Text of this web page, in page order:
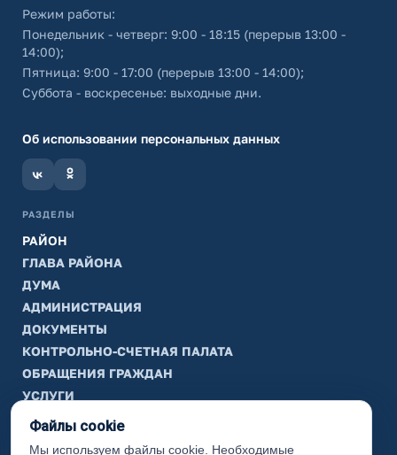
Режим работы:
Понедельник - четверг: 9:00 - 18:15 (перерыв 13:00 -
14:00);
Пятница: 9:00 - 17:00 (перерыв 13:00 - 14:00);
Суббота - воскресенье: выходные дни.
Об использовании персональных данных
РАЗДЕЛЫ
РАЙОН
ГЛАВА РАЙОНА
ДУМА
АДМИНИСТРАЦИЯ
ДОКУМЕНТЫ
КОНТРОЛЬНО-СЧЕТНАЯ ПАЛАТА
ОБРАЩЕНИЯ ГРАЖДАН
УСЛУГИ
ТИК
ИНФОРМАЦИЯ
Файлы cookie
Мы используем файлы cookie. Необходимые